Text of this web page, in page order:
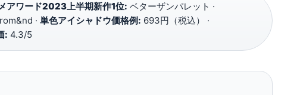
アワード2023上半期新作1位: ベターザンパレット ·
rom&nd · 単色アイシャドウ価格例: 693円（税込） ·
: 4.3/5